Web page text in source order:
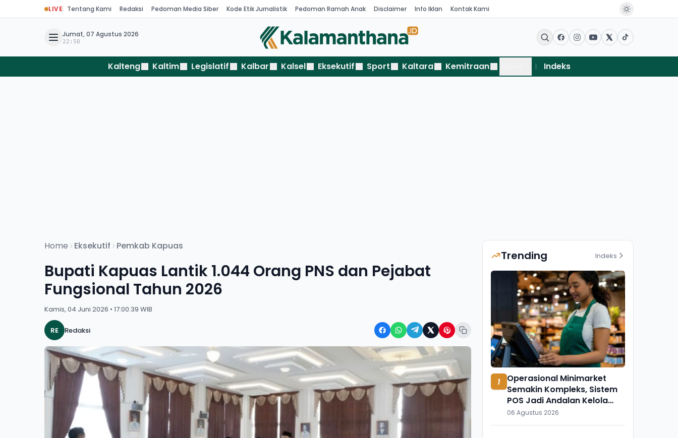
LIVE Tentang Kami Redaksi Pedoman Media Siber Kode Etik Jurnalistik Pedoman Ramah Anak Disclaimer Info Iklan Kontak Kami
Jumat, 07 Agustus 2026
22:50
Kalteng Kaltim Legislatif Kalbar Kalsel Eksekutif Sport Kaltara Kemitraan Indeks
Home Eksekutif Pemkab Kapuas
Bupati Kapuas Lantik 1.044 Orang PNS dan Pejabat
Fungsional Tahun 2026
Kamis, 04 Juni 2026 • 17:00:39 WIB
RE Redaksi
Trending Indeks
1
Operasional Minimarket
Semakin Kompleks, Sistem
POS Jadi Andalan Kelola
Transaksi dan Stok
06 Agustus 2026